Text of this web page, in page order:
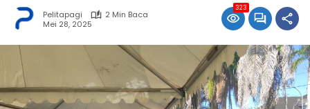
Pelitapagi
2 Min Baca
Mei 28, 2025
323